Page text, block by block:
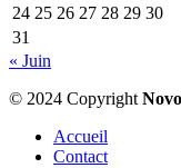
24 25 26 27 28 29 30
31
« Juin
© 2024 Copyright
Accueil
Contact